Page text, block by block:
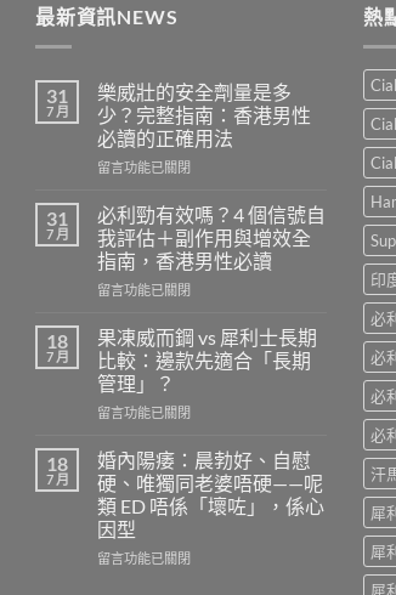
最新資訊NEWS
31
7 月
樂威壯的安全劑量是多
少？完整指南：香港男性
必讀的正確用法
在
威
壯
的
安
全
量
是
多
少？
完
指
南：
香
港
男
性
留言功能已關閉
31
7 月
必利勁有效嗎？4 個信號自
我評估＋副作用與增效全
指南，香港男性必讀
在
利
勁
有
效
嗎？
個
信
號
自
我
評
留言功能已關閉
18
7 月
果凍威而鋼 vs 犀利士長期
比較：邊款先適合「長期
管理」？
在
凍
威
而
鋼
vs
犀
留言功能已關閉
18
7 月
婚內陽痿：晨勃好、自慰
硬、唯獨同老婆唔硬——呢
類 ED 唔係「壞咗」，係心
因型
在
留言功能已關閉
熱
印
必
必
必
必
汗
犀
犀
犀